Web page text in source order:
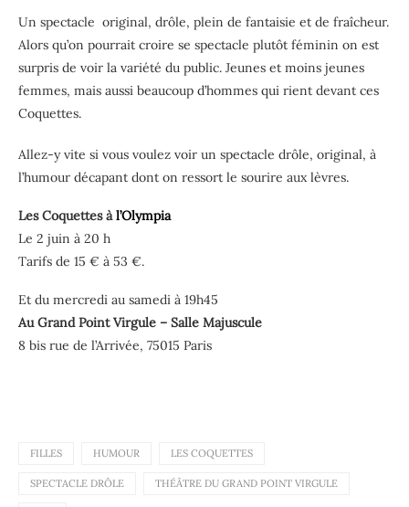
Un spectacle original, drôle, plein de fantaisie et de fraîcheur.
Alors qu’on pourrait croire se spectacle plutôt féminin on est
surpris de voir la variété du public. Jeunes et moins jeunes
femmes, mais aussi beaucoup d’hommes qui rient devant ces
Coquettes.
Allez-y vite si vous voulez voir un spectacle drôle, original, à
l’humour décapant dont on ressort le sourire aux lèvres.
Les Coquettes àl’Olympia
Le 2 juin à 20 h
Tarifs de 15 € à 53 €.
Et du mercredi au samedi à 19h45
Au Grand Point Virgule – Salle Majuscule
8 bis rue de l’Arrivée, 75015 Paris
FILLES HUMOUR LES COQUETTES
SPECTACLE DRÔLE THÉÂTRE DU GRAND POINT VIRGULE